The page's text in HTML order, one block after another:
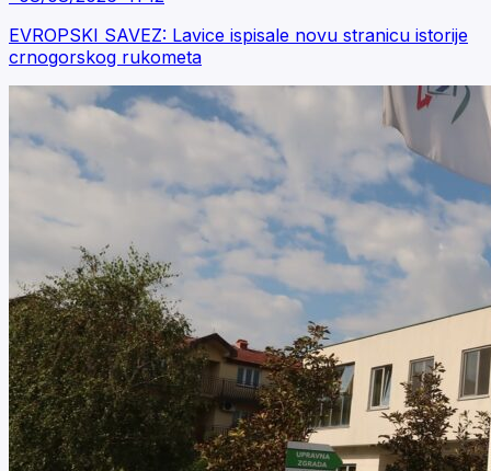
EVROPSKI SAVEZ: Lavice ispisale novu stranicu istorije
crnogorskog rukometa